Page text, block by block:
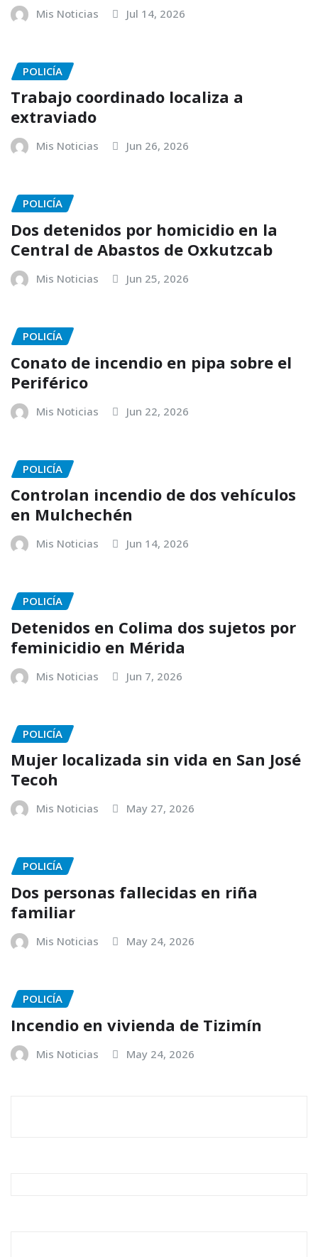
Mis Noticias Jul 14, 2026
POLICÍA
Trabajo coordinado localiza a
extraviado
Mis Noticias Jun 26, 2026
POLICÍA
Dos detenidos por homicidio en la
Central de Abastos de Oxkutzcab
Mis Noticias Jun 25, 2026
POLICÍA
Conato de incendio en pipa sobre el
Periférico
Mis Noticias Jun 22, 2026
POLICÍA
Controlan incendio de dos vehículos
en Mulchechén
Mis Noticias Jun 14, 2026
POLICÍA
Detenidos en Colima dos sujetos por
feminicidio en Mérida
Mis Noticias Jun 7, 2026
POLICÍA
Mujer localizada sin vida en San José
Tecoh
Mis Noticias May 27, 2026
POLICÍA
Dos personas fallecidas en riña
familiar
Mis Noticias May 24, 2026
POLICÍA
Incendio en vivienda de Tizimín
Mis Noticias May 24, 2026